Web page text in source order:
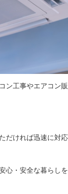
ン工事やエアコン販
だければ迅速に対応
心・安全な暮らしを